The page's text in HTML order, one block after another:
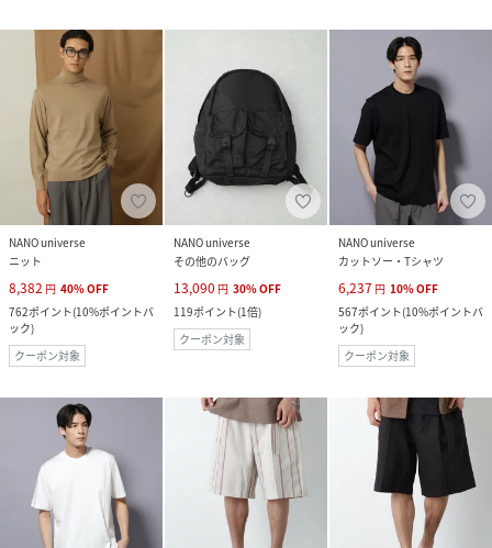
NANO universe
ニット
8,382 円 40%OFF
762ポイント(10%ポイントバ
ック)
クーポン対象
NANO universe
その他のバッグ
13,090 円 30%OFF
119ポイント(1倍)
クーポン対象
NANO universe
カットソー・Tシャツ
6,237 円 10%OFF
567ポイント(10%ポイントバ
ック)
クーポン対象